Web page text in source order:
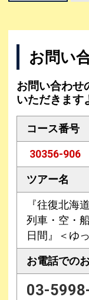
お問い
お問い合わせ
いただきます
コース番号
30356-906
ツアー名
『往復北
列車・空・
日間』＜ゆ
お電話での
03-